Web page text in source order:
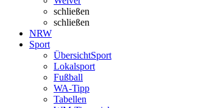
schließen
schließen
NRW
Sport
ÜbersichtSport
Lokalsport
Fußball
WA-Tipp
Tabellen